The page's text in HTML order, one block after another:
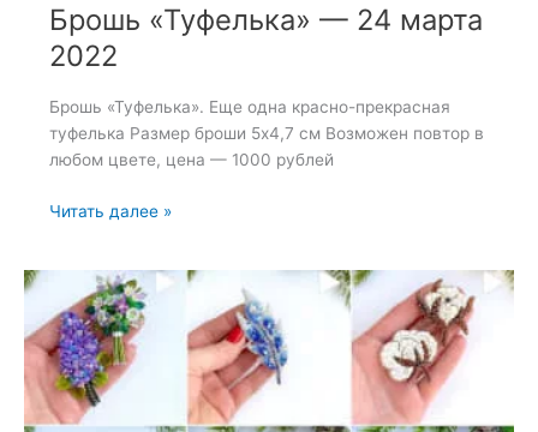
Брошь «Туфелька» — 24 марта
2022
Брошь «Туфелька». Еще одна красно-прекрасная
туфелька Размер броши 5х4,7 см Возможен повтор в
любом цвете, цена — 1000 рублей
Брошь
марта
2022
Читать далее »